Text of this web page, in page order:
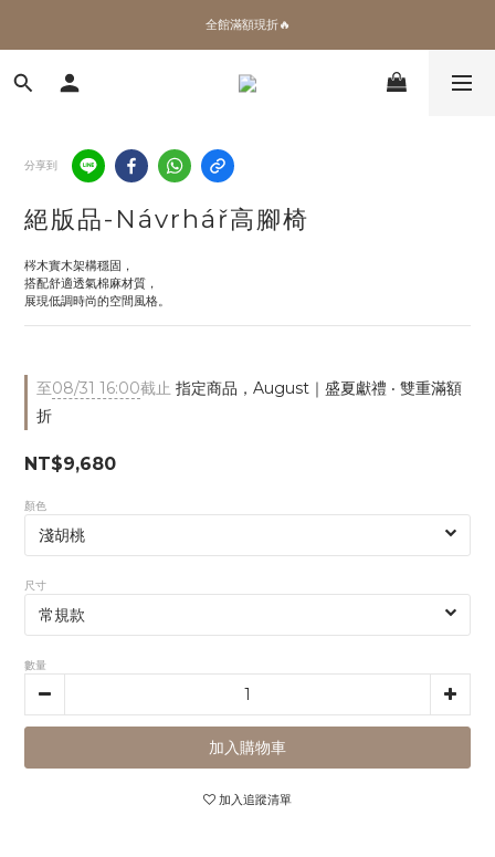
✨加入會員 即領100購物金🎫
全館滿額現折🔥
加拿大Umbra．買千送百🎫
分享到
絕版品-Návrhář高腳椅
梣木實木架構穩固，
搭配舒適透氣棉麻材質，
展現低調時尚的空間風格。
至08/31 16:00截止 指定商品，August｜盛夏獻禮 ‧ 雙重滿額
折
NT$9,680
顏色
尺寸
數量
加入購物車
加入追蹤清單